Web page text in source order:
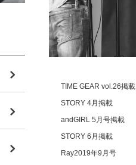
TIME GEAR vol.26掲載
STORY 4月掲載
andGIRL 5月号掲載
STORY 6月掲載
Ray2019年9月号